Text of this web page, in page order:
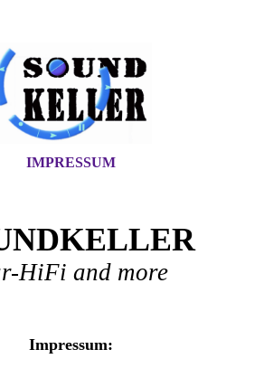
IMPRESSUM
HiFi and more
Impressum: